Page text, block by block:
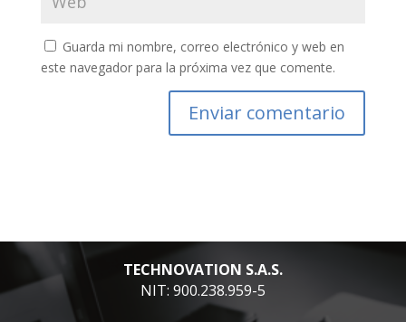
Guarda mi nombre, correo electrónico y web en
este navegador para la próxima vez que comente.
TECHNOVATION S.A.S.
NIT: 900.238.959-5